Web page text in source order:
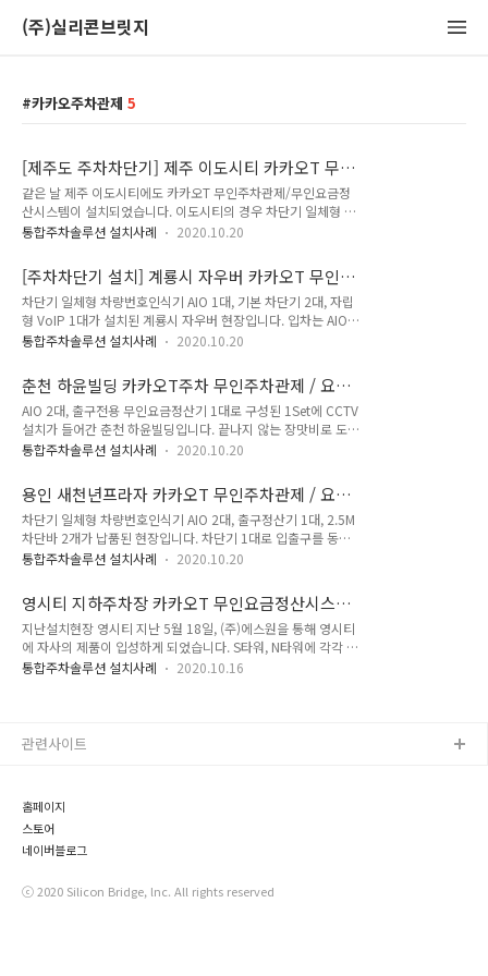
(주)실리콘브릿지
카카오주차관제 5
[제주도 주차차단기] 제주 이도시티 카카오T 무
인주차차단기 / 무인요금정산기 / 주차관제시스템
설치 현장
같은 날 제주 이도시티에도 카카오T 무인주차관제/무인요금정
산시스템이 설치되었습니다. 이도시티의 경우 차단기 일체형 차
량번호인식기 AIO 2대, 출구무인요금정산기 1대, 사전무인요금
주차장 입구(엘리베이터 앞)와 지하2층 주차장 입구(엘리베이터
앞)에 설치되었습니다. 제주 이도시티 카카오T주차관제시스템/
무인요금정산시스템 설치 완공 모습 이도시티 주차요금을 보니
기본요금은 1시간 기준 1,100원 / 일일 최대요금은 11,000원 /
월정기요금은 55,000원입니다. 방문객분들은 참고바랍니다.
통합주차솔루션 설치사례 2020.10.20
[주차차단기 설치] 계룡시 자우버 카카오T 무인
주차관제시스템 설치 현장
차단기 일체형 차량번호인식기 AIO 1대, 기본 차단기 2대, 자립
형 VoIP 1대가 설치된 계룡시 자우버 현장입니다. 입차는 AIO로
출입차량을 통제하고, 출차 시엔 프리패스로 빠르게 빠져나갈 수
차량등록이 안 된 방문객은 인터폰을 통해 관리실과 소통할 수
있도록 구성했습니다. 주차관제시스템 설치 전 모습입니다. 입구
출구가 같이 있는 경우 보통은 가운데 아일랜드를 설치하고 입출
차를 통제합니다. 하지만 이곳은 현장 실사 및 회의 결과 아일랜
드를 각각 분리 해 입차 AIO를 뒤쪽에 설치하기로 했습니다. 입
설치해야 인식률이 높아지기 때문입니다. 차량이 들어올 때 번호
인식카메라가 차량번..
통합주차솔루션 설치사례 2020.10.20
춘천 하윤빌딩 카카오T주차 무인주차관제 / 요금
정산기 설치 현장
AIO 2대, 출구전용 무인요금정산기 1대로 구성된 1Set에 CCTV
설치가 들어간 춘천 하윤빌딩입니다. 끝나지 않는 장맛비로 도색
마무리까지 시간이 다소 걸렸던 현장이기도 합니다. 설치 전 모
치를 정합니다. 아일랜드와 루프코일을 시공합니다. 주차관제시
스템 위치 선정 시 아일랜드와 루프코일 위치를 함께 표기해 동
시에 공사합니다. 제품 설치 완료 모습입니다. 설치 첫날엔 장맛
비가 거세져 도색 및 캐노피 설치를 하지 못했습니다. 맑은 날 도
색까지 완벽히 마무리 한 모습입니다. 막 도색을 끝내 카카오의
지 제대로 송출되는 것을 확인하고 공사를 마무리지었습니다.
통합주차솔루션 설치사례 2020.10.20
용인 새천년프라자 카카오T 무인주차관제 / 요금
정산기 설치 현장
차단기 일체형 차량번호인식기 AIO 2대, 출구정산기 1대, 2.5M
차단바 2개가 납품된 현장입니다. 차단기 1대로 입출구를 동시
통제하는 1차로 교행 현장으로 검지기는 2ch를 사용했습니다.
니다. 차단바 길이를 맞추기 위해 입구엔 BLDC 모터가 없는 AIO
함체를 납품했으며(높낮이 맞추기용) CCTV를 설치해 관리자가
언제든 모니터링을 할 수 있도록 조치했습니다. 설치과정 완공사
진
통합주차솔루션 설치사례 2020.10.20
영시티 지하주차장 카카오T 무인요금정산시스템
설치공사
지난설치현장 영시티 지난 5월 18일, (주)에스원을 통해 영시티
에 자사의 제품이 입성하게 되었습니다. S타워, N타워에 각각 1
세트씩 설치 계약을 맺었습니다. 인터넷도 기존 인터넷이 아닌,
표이미지 삭제 N타워, S타워 네트워크를 새롭게 개통하고 기존
다. 월요일 이전까지 마무리를 지어야 해서 이날 하루 공정률만
무려 80%가 나왔습니다. 다..
통합주차솔루션 설치사례 2020.10.16
홈페이지
스토어
네이버블로그
ⓒ 2020 Silicon Bridge, lnc. All rights reserved
관련사이트